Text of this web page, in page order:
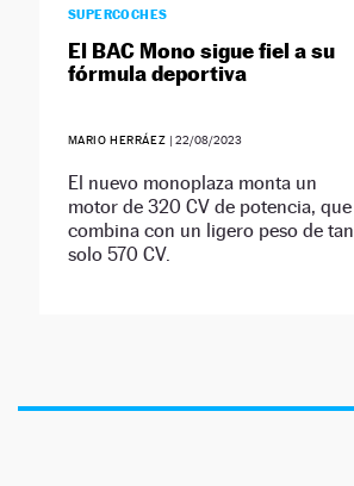
SUPERCOCHES
El BAC Mono sigue fiel a su
fórmula deportiva
MARIO HERRÁEZ | 22/08/2023
El nuevo monoplaza monta un
motor de 320 CV de potencia, que
combina con un ligero peso de tan
solo 570 CV.